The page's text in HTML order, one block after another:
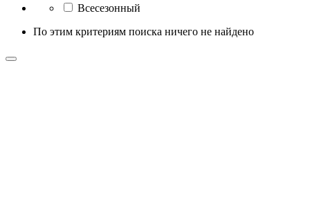
Всесезонный
По этим критериям поиска ничего не найдено